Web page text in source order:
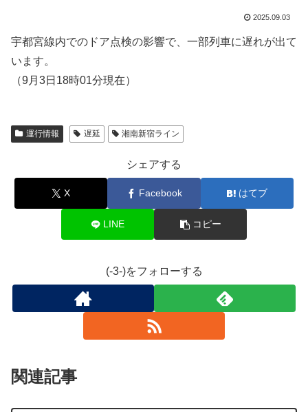
2025.09.03
宇都宮線内でのドア点検の影響で、一部列車に遅れが出て
います。
（9月3日18時01分現在）
運行情報 遅延 湘南新宿ライン
シェアする
X Facebook はてブ
LINE コピー
(-3-)をフォローする
関連記事